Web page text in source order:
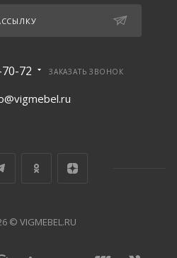
72 ЗАКАЗАТЬ ЗВОНОК
© VIGMEBEL.RU